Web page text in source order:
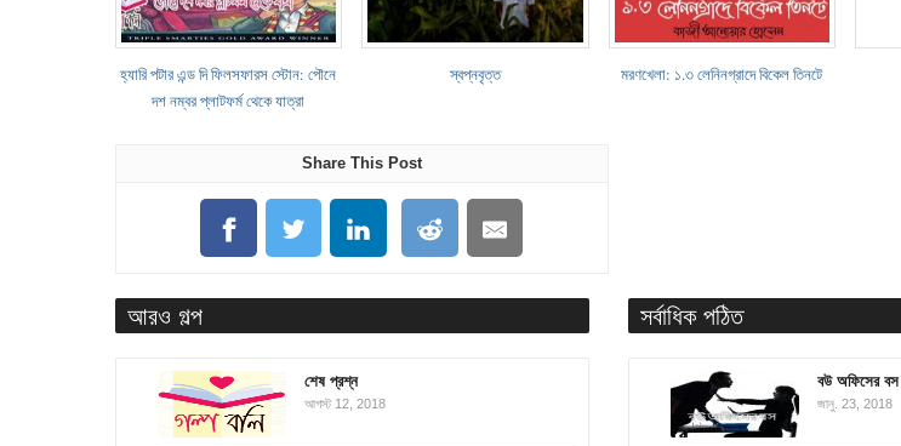
হ্যারি পটার এন্ড দি ফিলসফারস স্টোন: পৌনে
দশ নম্বর প্লাটফর্ম থেকে যাত্রা
স্বপ্নবৃত্ত মরণখেলা: ১.৩ লেনিনগ্রাদে বিকেল তিনটে
Share This Post
আরও গল্প
শেষ প্রশ্ন
আগস্ট 12, 2018
সর্বাধিক পঠিত
বউ অফিসের বস
জানু. 23, 2018